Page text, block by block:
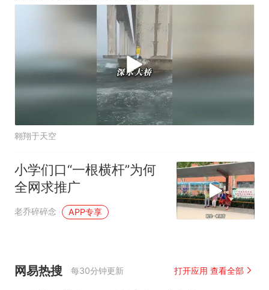
翱翔于天空
小学们口“一根横杆”为何
全网求推广
老乔碎碎念 APP专享
网易热搜 每30分钟更新 打开应用 查看全部